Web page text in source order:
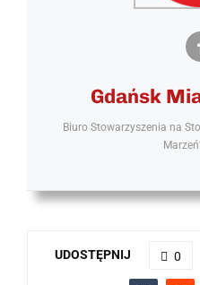
Gdańsk
Biuro Stowarzyszenia na
UDOSTĘPNIJ 0